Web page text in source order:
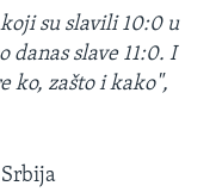
su slavili 10:0 u
slave 11:0. I
ko, zašto i kako",